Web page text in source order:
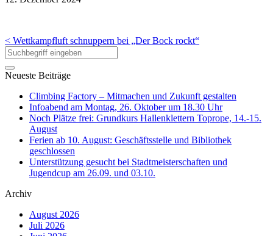
< Wettkampfluft schnuppern bei „Der Bock rockt“
Neueste Beiträge
Climbing Factory – Mitmachen und Zukunft gestalten
Infoabend am Montag, 26. Oktober um 18.30 Uhr
Noch Plätze frei: Grundkurs Hallenklettern Toprope, 14.-15.
August
Ferien ab 10. August: Geschäftsstelle und Bibliothek
geschlossen
Unterstützung gesucht bei Stadtmeisterschaften und
Jugendcup am 26.09. und 03.10.
Archiv
August 2026
Juli 2026